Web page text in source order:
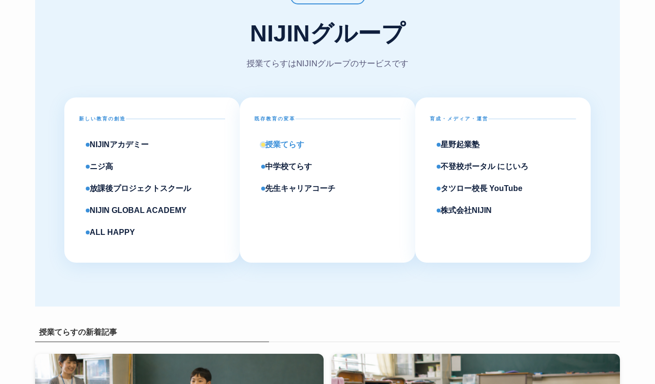
NIJINグループ
授業てらすはNIJINグループのサービスです
新しい教育の創造
NIJINアカデミー
ニジ高
放課後プロジェクトスクール
NIJIN GLOBAL ACADEMY
ALL HAPPY
既存教育の変革
授業てらす
中学校てらす
先生キャリアコーチ
育成・メディア・運営
星野起業塾
不登校ポータル にじいろ
タツロー校長 YouTube
株式会社NIJIN
授業てらすの新着記事